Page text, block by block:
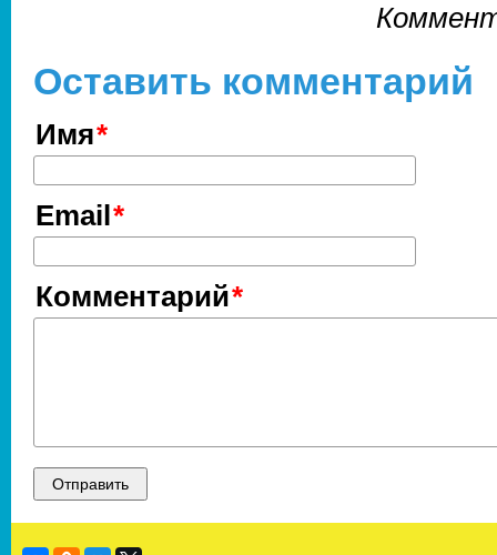
Оставить комментарий
Имя
Email
Комментарий